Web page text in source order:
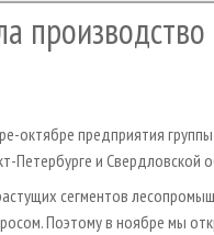
октябре предприятия
Петербурге и Свердловской
сегментов
Поэтому в ноябре мы